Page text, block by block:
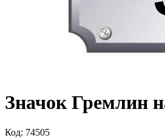
Значок Гремлин
Код: 74505